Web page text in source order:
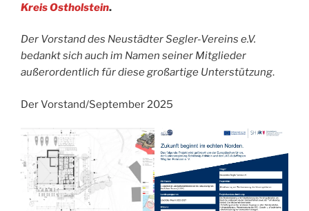
Kreis Ostholstein.
Der Vorstand des Neustädter Segler-Vereins e.V.
bedankt sich auch im Namen seiner Mitglieder
außerordentlich für diese großartige Unterstützung.
Der Vorstand/September 2025